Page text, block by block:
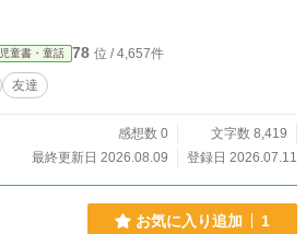
児童書・童話 78 位 / 4,657件
友達
感想数 0
文字数 8,419
最終更新日 2026.08.09
登録日 2026.07.11
お気に入り追加 1